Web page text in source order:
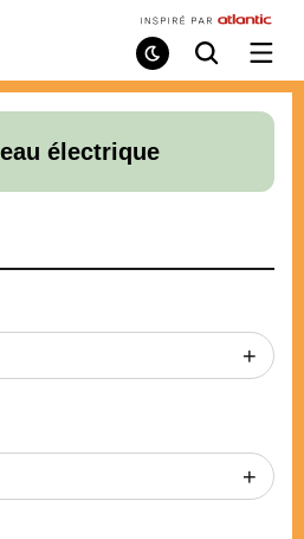
Mode
de
Recherche
/
le
électrique